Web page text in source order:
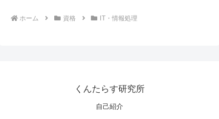
ホーム 資格 IT・情報処理
くんたらす研究所
自己紹介